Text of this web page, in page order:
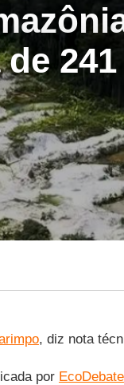
, diz nota
por EcoDebate